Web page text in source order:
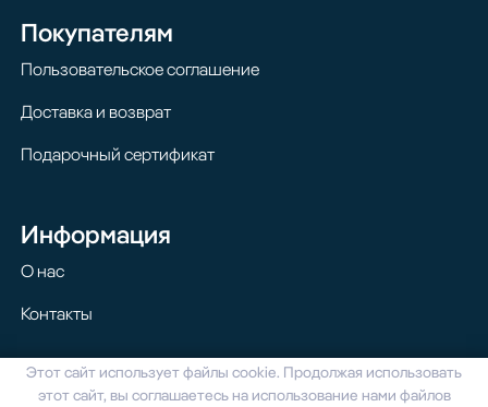
Покупателям
Пользовательское соглашение
Доставка и возврат
Подарочный сертификат
Информация
О нас
Контакты
© 2024 Homilton. Все права защищены
Этот сайт использует файлы cookie. Продолжая использовать
этот сайт, вы соглашаетесь на использование нами файлов